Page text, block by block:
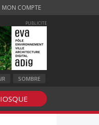
MON COMPTE
PUBLICITE
SOMBRE